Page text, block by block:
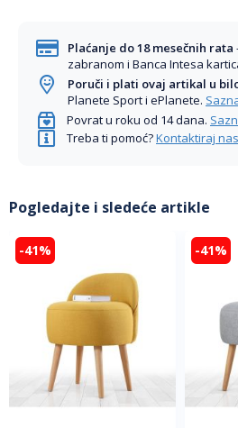
Plaćanje do 18 mesečnih rata
zabranom i Banca Intesa
Poruči i plati ovaj artikal u
Planete Sport i ePlanete.
Povrat u roku od 14 dana.
Treba ti pomoć?Kontaktiraj nas
Pogledajte i sledeće artikle
-41% -41%